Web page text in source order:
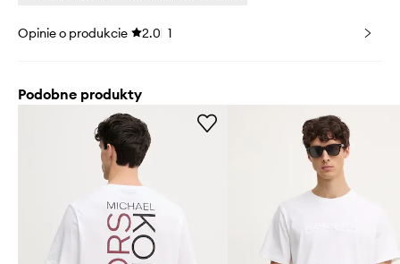
Opinie o produkcie 2.0 1
Podobne produkty